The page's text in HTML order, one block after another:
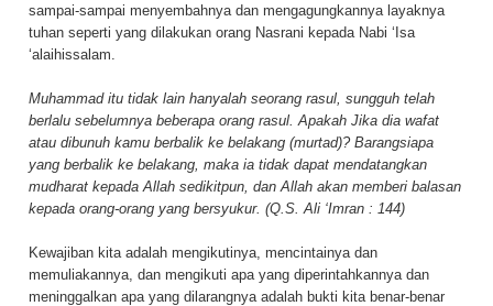
sampai-sampai menyembahnya dan mengagungkannya layaknya
tuhan seperti yang dilakukan orang Nasrani kepada Nabi ‘Isa
‘alaihissalam.
Muhammad itu tidak lain hanyalah seorang rasul, sungguh telah
berlalu sebelumnya beberapa orang rasul. Apakah Jika dia wafat
atau dibunuh kamu berbalik ke belakang (murtad)? Barangsiapa
yang berbalik ke belakang, maka ia tidak dapat mendatangkan
mudharat kepada Allah sedikitpun, dan Allah akan memberi balasan
kepada orang-orang yang bersyukur. (Q.S. Ali ‘Imran : 144)
Kewajiban kita adalah mengikutinya, mencintainya dan
memuliakannya, dan mengikuti apa yang diperintahkannya dan
meninggalkan apa yang dilarangnya adalah bukti kita benar-benar